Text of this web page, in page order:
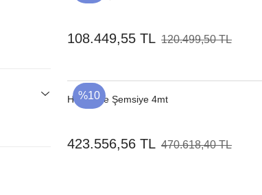
108.449,55 TL 120.499,50 TL
%10
Horizonte Şemsiye 4mt
423.556,56 TL 470.618,40 TL